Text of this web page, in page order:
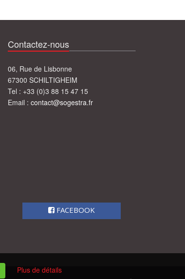
Contactez-nous
06, Rue de Lisbonne
67300 SCHILTIGHEIM
Tel : +33 (0)3 88 15 47 15
Email : contact@sogestra.fr
FACEBOOK
Plus de détails